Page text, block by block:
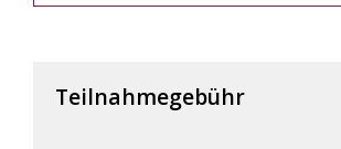
Teilnahmegebühr